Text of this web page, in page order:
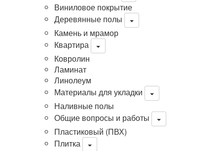
Виниловое покрытие
Деревянные полы
Камень и мрамор
Квартира
Ковролин
Ламинат
Линолеум
Материалы для укладки
Наливные полы
Общие вопросы и работы
Пластиковый (ПВХ)
Плитка